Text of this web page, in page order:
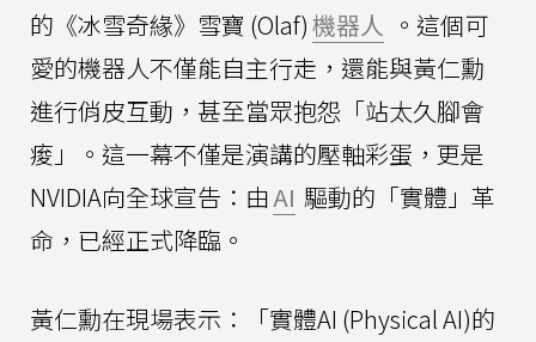
的《冰雪奇緣》雪寶 (Olaf)機器人 。這個可
愛的機器人不僅能自主行走，還能與黃仁勳
進行俏皮互動，甚至當眾抱怨「站太久腳會
痠」。這一幕不僅是演講的壓軸彩蛋，更是
NVIDIA向全球宣告：由AI 驅動的「實體」革
命，已經正式降臨。
黃仁勳在現場表示：「實體AI (Physical AI)的